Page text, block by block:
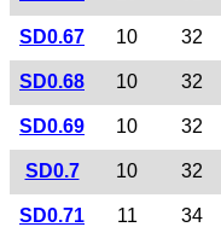
SD0.67 10 32
SD0.68 10 32
SD0.69 10 32
SD0.7 10 32
SD0.71 11 34